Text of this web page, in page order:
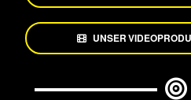
UNSER